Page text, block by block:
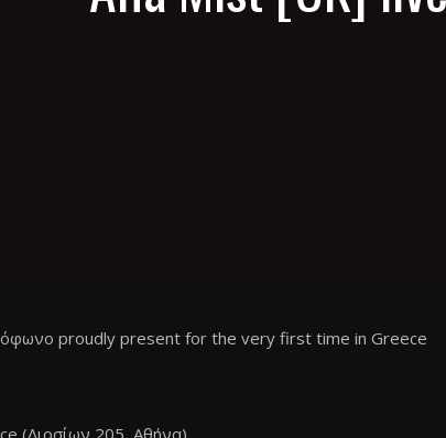
proudly present for the very first time in Greece
(Λιοσίων 205, Αθήνα)